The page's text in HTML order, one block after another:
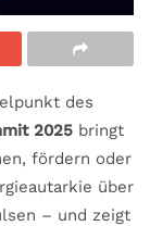
des
2025 bringt
fördern oder
über
– und zeigt